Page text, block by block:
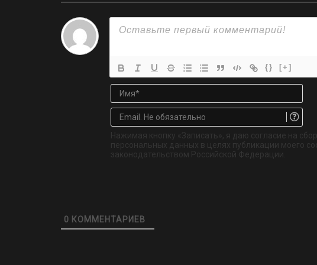
{} [+]
Нажимая кнопку «Записать», я даю согласие на
персональных данных в целях публикации моего
законодательством Российской Федерации.
0 КОММЕНТАРИЕВ